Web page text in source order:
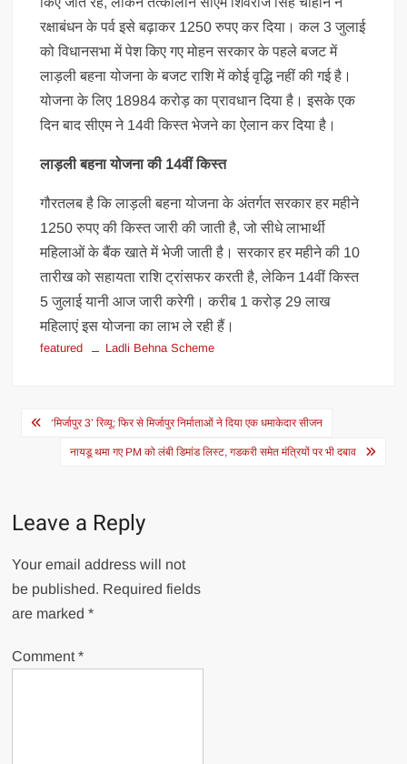
रक्षाबंधन के पर्व इसे बढ़ाकर 1250 रुपए कर दिया। कल 3 जुलाई
को विधानसभा में पेश किए गए मोहन सरकार के पहले बजट में
लाड़ली बहना योजना के बजट राशि में कोई वृद्धि नहीं की गई है।
योजना के लिए 18984 करोड़ का प्रावधान दिया है। इसके एक
दिन बाद सीएम ने 14वी किस्त भेजने का ऐलान कर दिया है।
लाड़ली बहना योजना की 14वीं किस्त
गौरतलब है कि लाड़ली बहना योजना के अंतर्गत सरकार हर महीने
1250 रुपए की किस्त जारी की जाती है, जो सीधे लाभार्थी
महिलाओं के बैंक खाते में भेजी जाती है। सरकार हर महीने की 10
तारीख को सहायता राशि ट्रांसफर करती है, लेकिन 14वीं किस्त
5 जुलाई यानी आज जारी करेगी। करीब 1 करोड़ 29 लाख
महिलाएं इस योजना का लाभ ले रही हैं।
featured Ladli Behna Scheme
Post
navigation
‘मिर्जापुर 3’ रिव्यू: फिर से मिर्जापुर निर्माताओं ने दिया एक धमाकेदार सीजन
नायडू थमा गए PM को लंबी डिमांड लिस्ट, गडकरी समेत मंत्रियों पर भी दबाव
Leave a Reply
Your email address will not
be published. Required fields
are marked*
Comment*